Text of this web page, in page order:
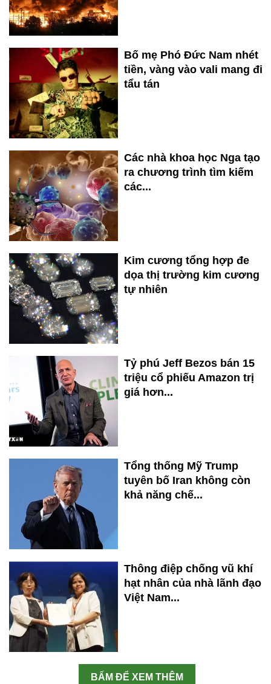
Bố mẹ Phó Đức Nam nhét
tiền, vàng vào vali mang đi
tẩu tán
Các nhà khoa học Nga tạo
ra chương trình tìm kiếm
các...
Kim cương tổng hợp đe
dọa thị trường kim cương
tự nhiên
Tỷ phú Jeff Bezos bán 15
triệu cổ phiếu Amazon trị
giá hơn...
Tổng thống Mỹ Trump
tuyên bố Iran không còn
khả năng chế...
Thông điệp chống vũ khí
hạt nhân của nhà lãnh đạo
Việt Nam...
BẤM ĐỂ XEM THÊM